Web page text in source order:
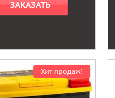
ЗАКАЗАТЬ
Хит продаж!